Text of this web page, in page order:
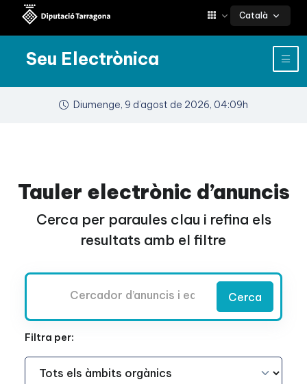
Català
Seu Electrònica
Diumenge, 9 d’agost de 2026, 04:09h
Tauler electrònic d’anuncis
Cerca per paraules clau i refina els
resultats amb el filtre
Cerca
Filtra per:
Àmbit Funcional